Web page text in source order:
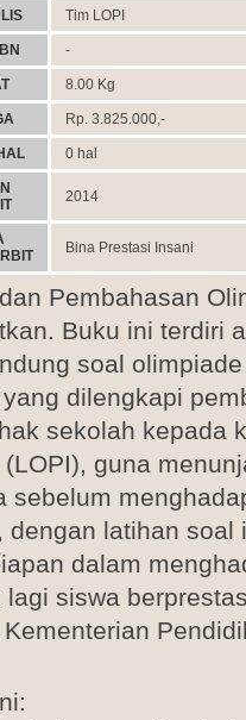
Tim LOPI
-
8.00 Kg
Rp. 3.825.000,-
0 hal
2014
Bina Prestasi Insani
Pembahasan
Buku ini terdiri
soal
dilengkapi
sekolah kepada
guna
sebelum
dengan latihan
dalam
siswa